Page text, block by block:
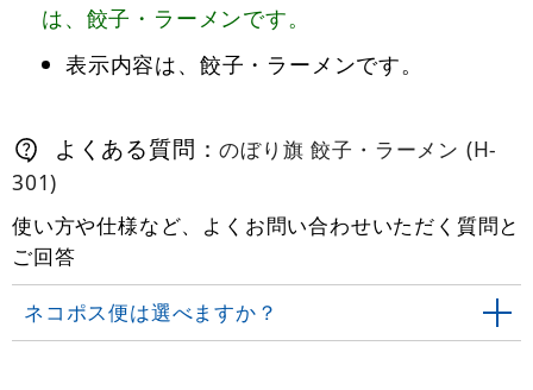
は、餃子・ラーメンです。
表示内容は、餃子・ラーメンです。
よくある質問：のぼり旗 餃子・ラーメン (H-
301)
使い方や仕様など、よくお問い合わせいただく質問と
ご回答
ネコポス便は選べますか？